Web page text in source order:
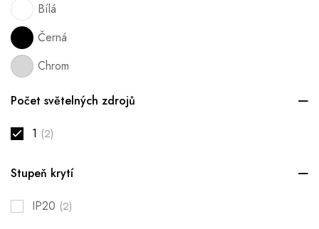
Bílá
Černá
Chrom
Počet světelných zdrojů
1 (2)
Stupeň krytí
IP20 (2)